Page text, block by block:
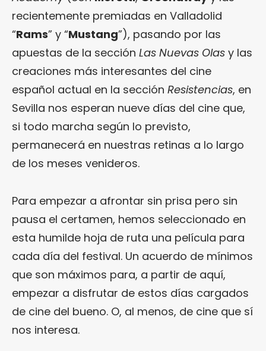
recientemente premiadas en Valladolid
“Rams” y “Mustang”), pasando por las
apuestas de la sección Las Nuevas Olas y las
creaciones más interesantes del cine
español actual en la sección Resistencias, en
Sevilla nos esperan nueve días del cine que,
si todo marcha según lo previsto,
permanecerá en nuestras retinas a lo largo
de los meses venideros.
Para empezar a afrontar sin prisa pero sin
pausa el certamen, hemos seleccionado en
esta humilde hoja de ruta una película para
cada día del festival. Un acuerdo de mínimos
que son máximos para, a partir de aquí,
empezar a disfrutar de estos días cargados
de cine del bueno. O, al menos, de cine que sí
nos interesa.